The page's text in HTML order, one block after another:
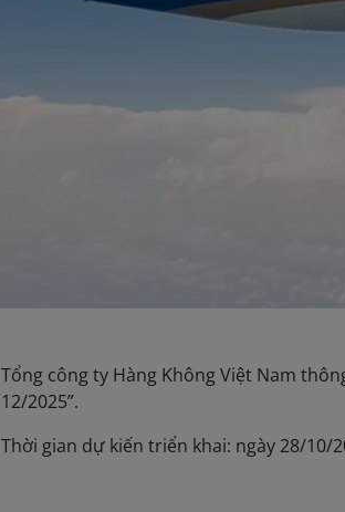
Tổng công ty Hàng Không Việt Nam
12/2025”.
Thời gian dự kiến triển khai: ngày 28/10/